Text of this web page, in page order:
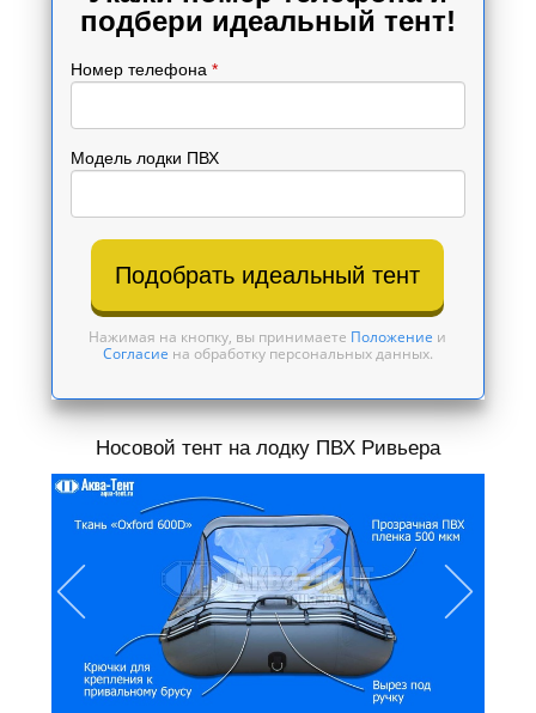
подбери идеальный тент!
Номер телефона *
Модель лодки ПВХ
Подобрать идеальный тент
Нажимая на кнопку, вы принимаете Положение и
Согласие на обработку персональных данных.
Носовой тент на лодку ПВХ Ривьера